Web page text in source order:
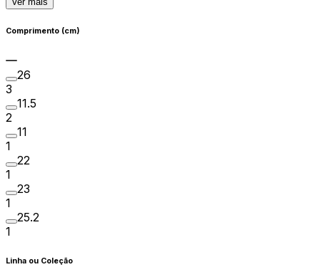
Comprimento (cm)
26
3
11.5
2
11
1
22
1
23
1
25.2
1
Linha ou Coleção